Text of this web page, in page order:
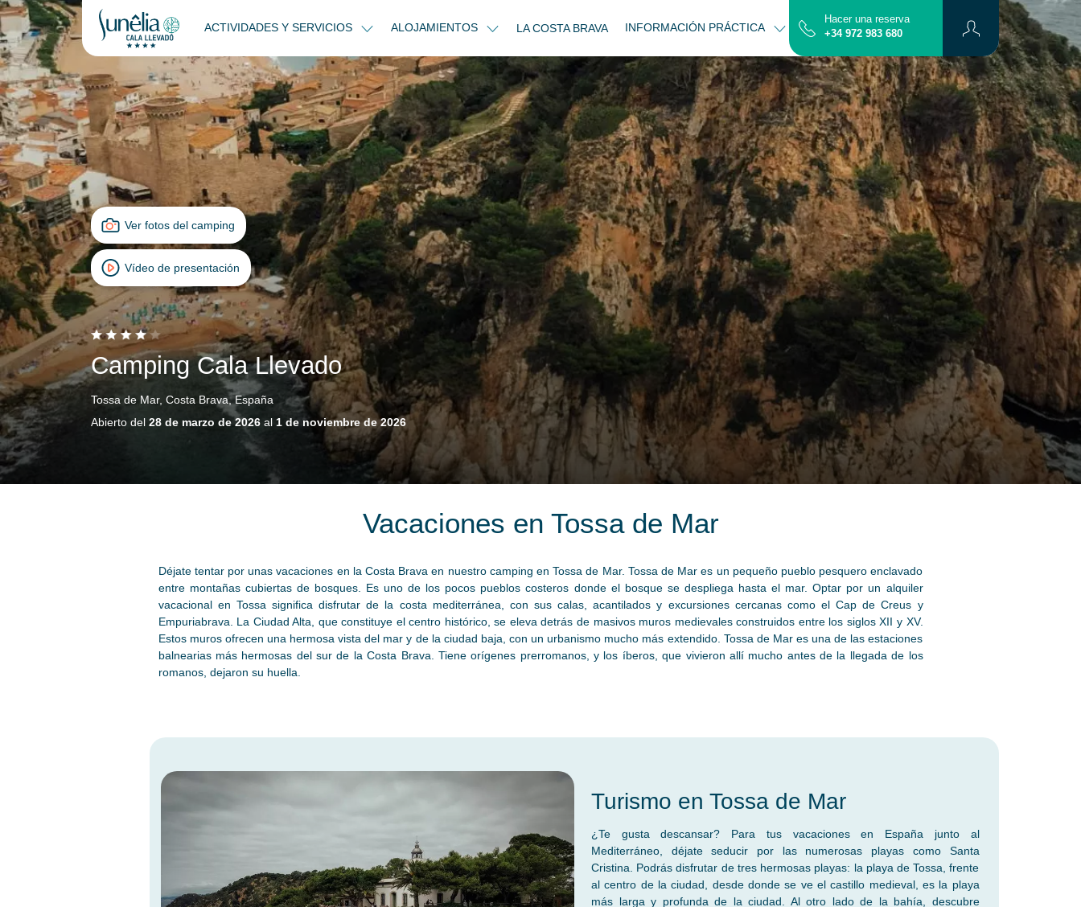
ACTIVIDADES Y SERVICIOS ALOJAMIENTOS LA COSTA BRAVA INFORMACIÓN PRÁCTICA CONTACTO MAPA
Hacer una reserva
+34 972 983 680
Ver fotos del camping
Vídeo de presentación
Camping Cala Llevado
Tossa de Mar, Costa Brava, España
Abierto del 28 de marzo de 2026al 1 de noviembre de 2026
Vacaciones en Tossa de Mar
Déjate tentar por unas vacaciones en la Costa Brava en nuestro camping en Tossa de Mar. Tossa de Mar es un pequeño pueblo pesquero enclavado
entre montañas cubiertas de bosques. Es uno de los pocos pueblos costeros donde el bosque se despliega hasta el mar. Optar por un alquiler
vacacional en Tossa significa disfrutar de la costa mediterránea, con sus calas, acantilados y excursiones cercanas como el Cap de Creus y
Empuriabrava. La Ciudad Alta, que constituye el centro histórico, se eleva detrás de masivos muros medievales construidos entre los siglos XII y XV.
Estos muros ofrecen una hermosa vista del mar y de la ciudad baja, con un urbanismo mucho más extendido. Tossa de Mar es una de las estaciones
balnearias más hermosas del sur de la Costa Brava. Tiene orígenes prerromanos, y los íberos, que vivieron allí mucho antes de la llegada de los
romanos, dejaron su huella.
Turismo en Tossa de Mar
¿Te gusta descansar? Para tus vacaciones en España junto al
Mediterráneo, déjate seducir por las numerosas playas como Santa
Cristina. Podrás disfrutar de tres hermosas playas: la playa de Tossa, frente
al centro de la ciudad, desde donde se ve el castillo medieval, es la playa
más larga y profunda de la ciudad. Al otro lado de la bahía, descubre